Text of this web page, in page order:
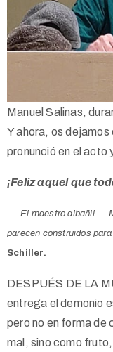
Manuel Salinas,
Y ahora, os dejamos
pronunció en el acto
¡Feliz aquel que
El maestro albañil.
parecen construidos para
Schiller.
DESPUÉS DE LA
entrega el demonio
pero no en forma de
mal, sino como